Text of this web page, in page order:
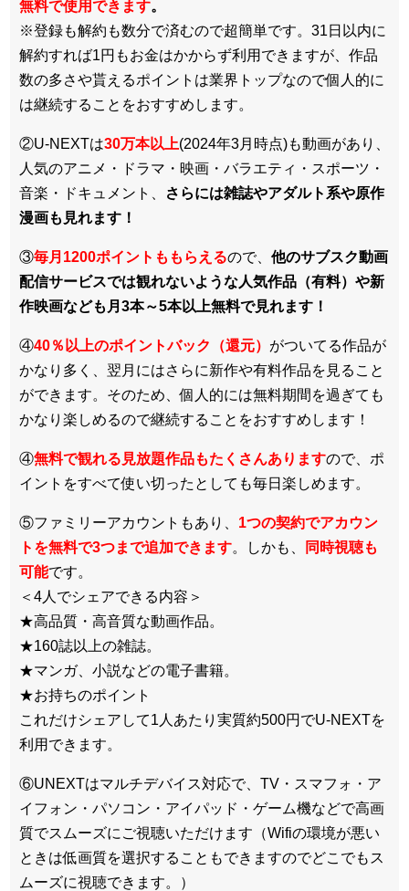
無料で使用できます。
※登録も解約も数分で済むので超簡単です。31日以内に
解約すれば1円もお金はかからず利用できますが、作品
数の多さや貰えるポイントは業界トップなので個人的に
は継続することをおすすめします。
②U-NEXTは30万本以上(2024年3月時点)も動画があり、
人気のアニメ・ドラマ・映画・バラエティ・スポーツ・
音楽・ドキュメント、
さらには雑誌やアダルト系や原作
漫画も見れます！
③毎月1200ポイントももらえるので、 他のサブスク動画
配信サービスでは観れないような人気作品（有料）や新
作映画なども月3本～5本以上無料で見れます！
④40％以上のポイントバック（還元） がついてる作品が
かなり多く、翌月にはさらに新作や有料作品を見ること
ができます。そのため、個人的には無料期間を過ぎても
かなり楽しめるので継続することをおすすめします！
④無料で観れる見放題作品もたくさんありますので、ポ
イントをすべて使い切ったとしても毎日楽しめます。
⑤ファミリーアカウントもあり、 1つの契約でアカウン
トを無料で3つまで追加できます。しかも、
同時視聴も
可能です。
＜4人でシェアできる内容＞
★高品質・高音質な動画作品。
★160誌以上の雑誌。
★マンガ、小説などの電子書籍。
★お持ちのポイント
これだけシェアして1人あたり実質約500円でU-NEXTを
利用できます。
⑥UNEXTはマルチデバイス対応で、TV・スマフォ・ア
イフォン・パソコン・アイパッド・ゲーム機などで高画
質でスムーズにご視聴いただけます（Wifiの環境が悪い
ときは低画質を選択することもできますのでどこでもス
ムーズに視聴できます。）